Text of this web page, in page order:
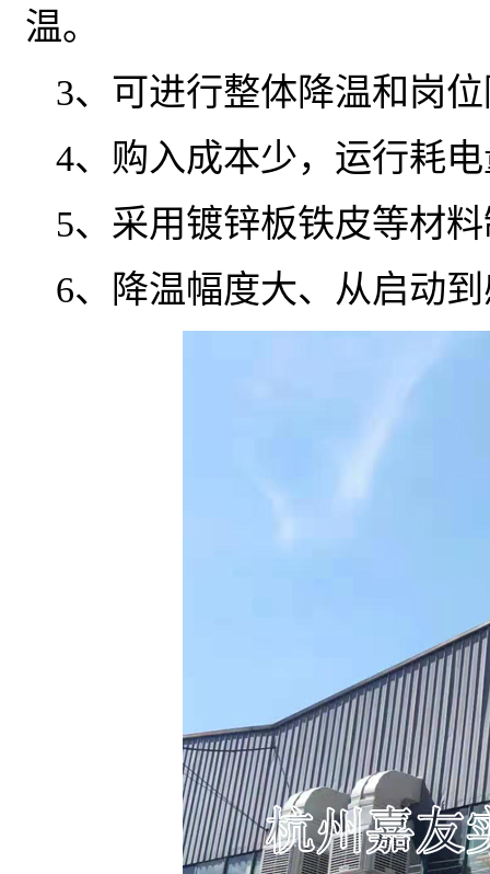
温。
3、可进行整体降温和岗
4、购入成本少，运行耗
5、采用镀锌板铁皮等材
6、降温幅度大、从启动